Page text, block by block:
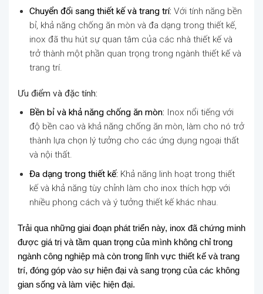
Chuyển đổi sang thiết kế và trang trí: Với tính năng bền
bỉ, khả năng chống ăn mòn và đa dạng trong thiết kế,
inox đã thu hút sự quan tâm của các nhà thiết kế và
trở thành một phần quan trọng trong ngành thiết kế và
trang trí.
Ưu điểm và đặc tính:
Bền bỉ và khả năng chống ăn mòn: Inox nổi tiếng với
độ bền cao và khả năng chống ăn mòn, làm cho nó trở
thành lựa chọn lý tưởng cho các ứng dụng ngoại thất
và nội thất.
Đa dạng trong thiết kế: Khả năng linh hoạt trong thiết
kế và khả năng tùy chỉnh làm cho inox thích hợp với
nhiều phong cách và ý tưởng thiết kế khác nhau.
Trải qua những giai đoạn phát triển này, inox đã chứng minh
được giá trị và tầm quan trọng của mình không chỉ trong
ngành công nghiệp mà còn trong lĩnh vực thiết kế và trang
trí, đóng góp vào sự hiện đại và sang trọng của các không
gian sống và làm việc hiện đại.